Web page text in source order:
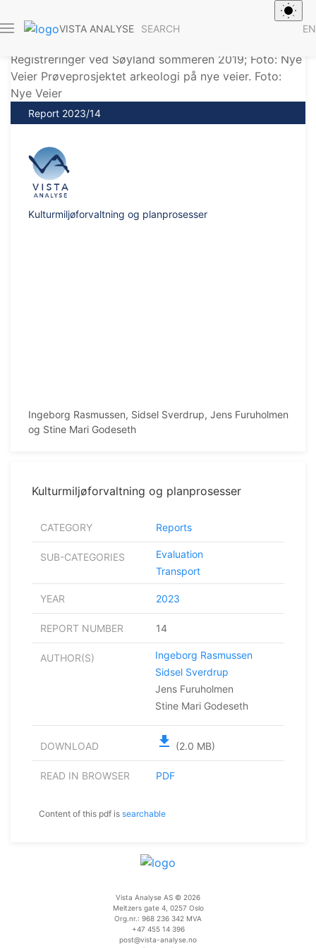
VISTA ANALYSE SEARCH EN
Report 2023/14
Kulturmiljøforvaltning og planprosesser
Ingeborg Rasmussen, Sidsel Sverdrup, Jens Furuholmen
og Stine Mari Godeseth
Kulturmiljøforvaltning og planprosesser
CATEGORY Reports
SUB-CATEGORIES
Evaluation
Transport
YEAR 2023
REPORT NUMBER 14
AUTHOR(S)
Ingeborg Rasmussen
Sidsel Sverdrup
Jens Furuholmen
Stine Mari Godeseth
DOWNLOAD file_download (2.0 MB)
READ IN BROWSER PDF
Content of this pdf is searchable
Vista Analyse AS © 2026
Meltzers gate 4, 0257 Oslo
Org.nr.: 968 236 342 MVA
+47 455 14 396
post@vista-analyse.no